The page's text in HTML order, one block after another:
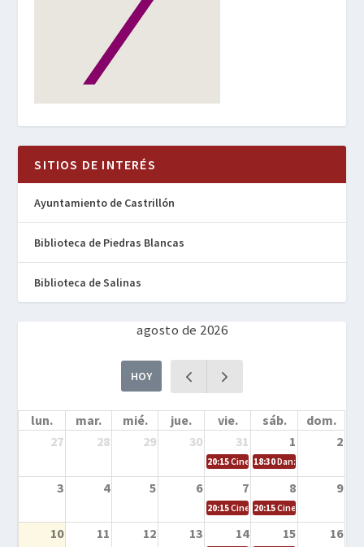
SITIOS DE INTERÉS
Ayuntamiento de Castrillón
Biblioteca de Piedras Blancas
Biblioteca de Salinas
agosto de 2026
HOY
lun. mar. mié. jue. vie. sáb.
dom.
27
28 29 30 31 1 2
20:15Cine en la calle – Cómo
18:30Danza – Cita en el
3 4 5 6 7 8 9
20:15Cine en la calle – El niño y la
20:15Cine en la calle –
10 11 12 13 14 15 16